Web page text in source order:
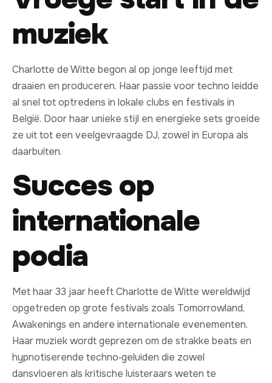
muziek
Charlotte de Witte begon al op jonge leeftijd met
draaien en produceren. Haar passie voor techno leidde
al snel tot optredens in lokale clubs en festivals in
België. Door haar unieke stijl en energieke sets groeide
ze uit tot een veelgevraagde DJ, zowel in Europa als
daarbuiten.
Succes op
internationale
podia
Met haar 33 jaar heeft Charlotte de Witte wereldwijd
opgetreden op grote festivals zoals Tomorrowland,
Awakenings en andere internationale evenementen.
Haar muziek wordt geprezen om de strakke beats en
hypnotiserende techno‑geluiden die zowel
dansvloeren als kritische luisteraars weten te